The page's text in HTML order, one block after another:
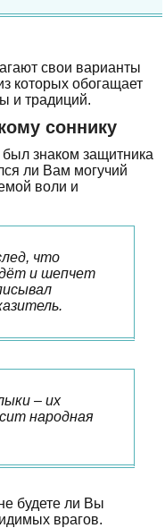
свои варианты
которых обогащает
и традиций.
соннику
знаком защитника
ли Вам могучий
воли и
что
и шепчет
– их
народная
будете ли Вы
врагов.